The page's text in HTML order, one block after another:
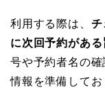
利用する際は、 チ
に次回予約があ
号や予約者名の
情報を準備してお